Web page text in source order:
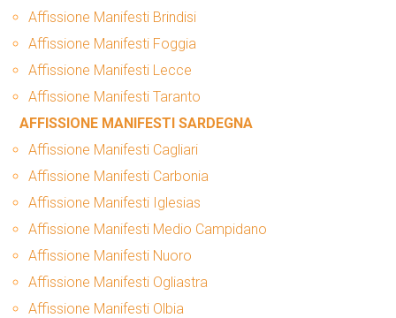
Affissione Manifesti Brindisi
Affissione Manifesti Foggia
Affissione Manifesti Lecce
Affissione Manifesti Taranto
AFFISSIONE MANIFESTI SARDEGNA
Affissione Manifesti Cagliari
Affissione Manifesti Carbonia
Affissione Manifesti Iglesias
Affissione Manifesti Medio Campidano
Affissione Manifesti Nuoro
Affissione Manifesti Ogliastra
Affissione Manifesti Olbia